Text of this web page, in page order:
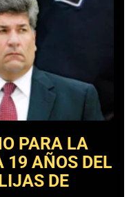
PARA LA
19 AÑOS DEL
DE